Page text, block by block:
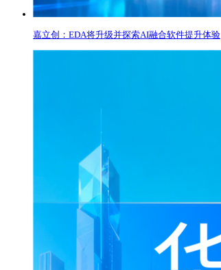
嘉立创：EDA将升级并探索AI融合软件提升体验